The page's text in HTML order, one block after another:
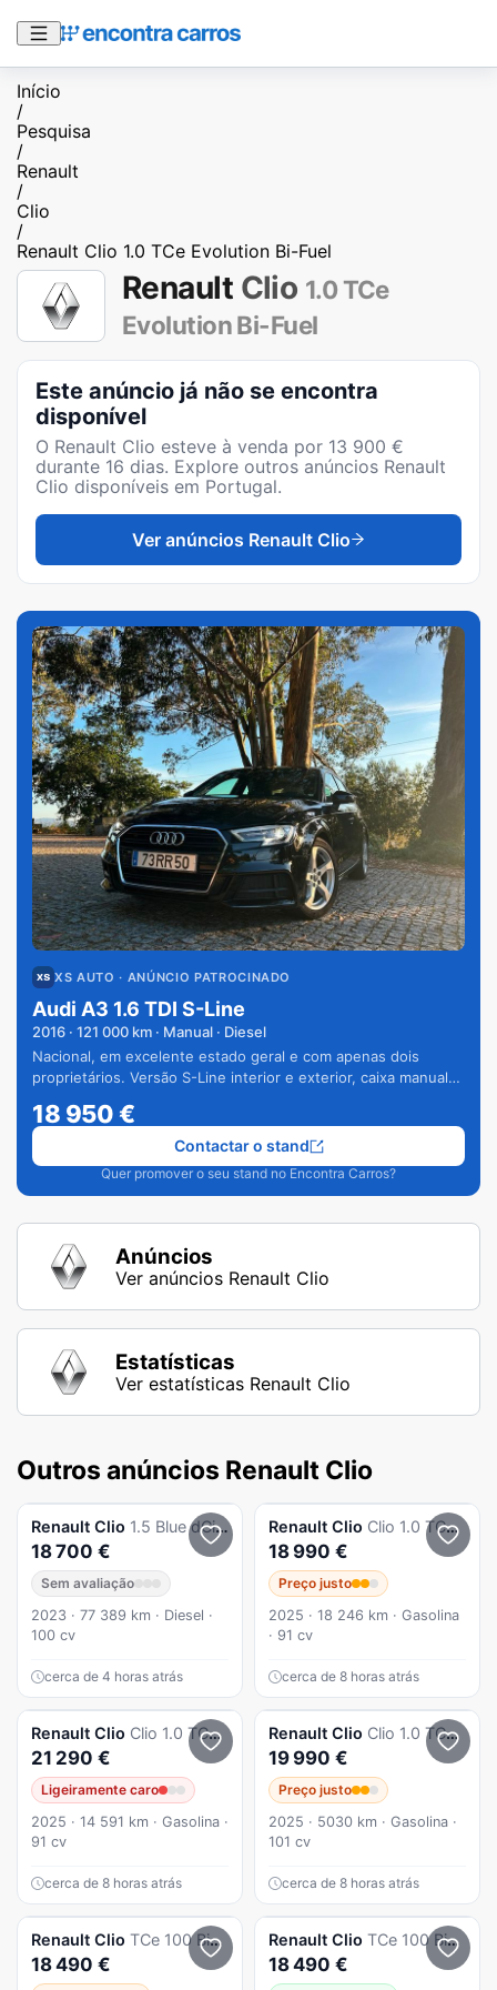
Início
/
Pesquisa
/
Renault
/
Clio
/
Renault Clio 1.0 TCe Evolution Bi-Fuel
Renault Clio 1.0 TCe
Evolution Bi-Fuel
Este anúncio já não se encontra
disponível
O Renault Clio esteve à venda por 13 900 €
durante 16 dias. Explore outros anúncios Renault
Clio disponíveis em Portugal.
Ver anúncios Renault Clio
XS AUTO · ANÚNCIO PATROCINADO
Audi A3 1.6 TDI S-Line
2016 · 121 000 km · Manual · Diesel
Nacional, em excelente estado geral e com apenas dois
proprietários. Versão S-Line interior e exterior, caixa manual
18 950€
Quer promover o seu stand no Encontra Carros?
Contactar o stand
Anúncios
Ver anúncios Renault Clio
Estatísticas
Ver estatísticas Renault Clio
Outros anúncios Renault Clio
Renault Clio 1.5 Blue dCi Intens
18 700 €
Sem avaliação
2023 · 77 389 km · Diesel ·
100 cv
cerca de 4 horas atrás
Renault Clio Clio 1.0 TCe Techno
18 990 €
Preço justo
2025 · 18 246 km · Gasolina
· 91 cv
cerca de 8 horas atrás
Renault Clio Clio 1.0 TCe Esprit Alpine
21 290 €
Ligeiramente caro
2025 · 14 591 km · Gasolina ·
91 cv
cerca de 8 horas atrás
Renault Clio Clio 1.0 TCe Evolution Bi-Fuel
19 990 €
Preço justo
2025 · 5030 km · Gasolina ·
101 cv
cerca de 8 horas atrás
Renault Clio TCe 100 Bi-Fuel Evolution
18 490 €
Renault Clio TCe 100 Bi-Fuel Evolution
18 490 €